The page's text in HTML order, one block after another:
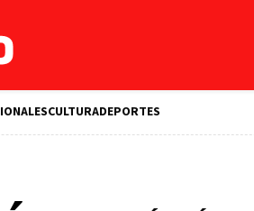
CULTURADEPORTES